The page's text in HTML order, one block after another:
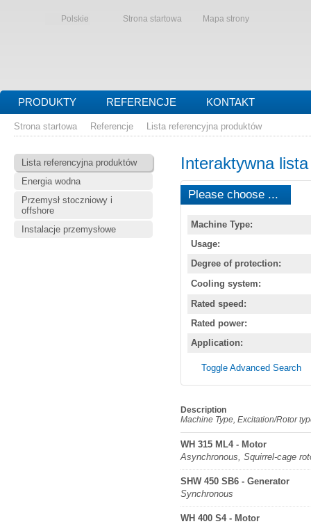
Polskie Strona startowa Mapa strony
PRODUKTY REFERENCJE KONTAKT
Strona startowa Referencje Lista referencyjna produktów
Lista referencyjna produktów
Energia wodna
Przemysł stoczniowy i
offshore
Instalacje przemysłowe
Interaktywna
Please choose ...
Machine Type:
Usage:
Degree of protection:
Cooling system:
Rated speed:
Rated power:
Application:
Toggle Advanced Search
Description
Machine Type, Excitation/Rotor
WH 315 ML4 - Motor
Asynchronous, Squirrel-cage
SHW 450 SB6 - Generator
Synchronous
WH 400 S4 - Motor